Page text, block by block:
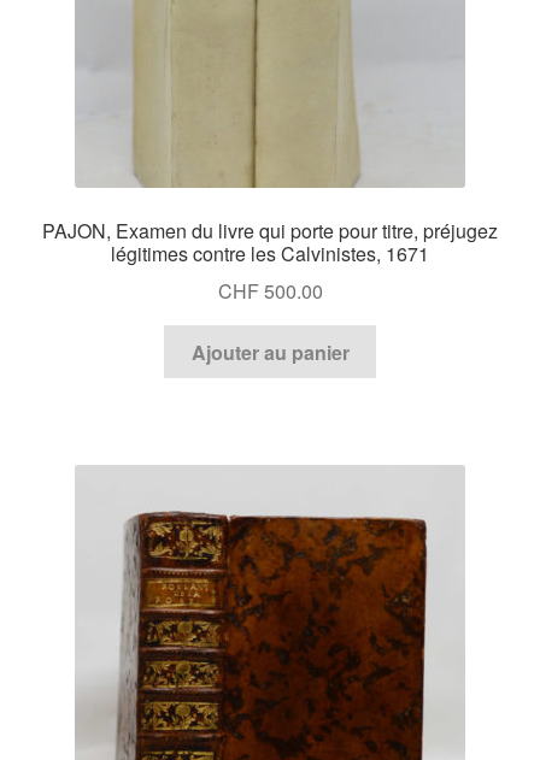
PAJON, Examen du livre qui porte pour titre, préjugez
légitimes contre les Calvinistes, 1671
CHF500.00
Ajouter au panier